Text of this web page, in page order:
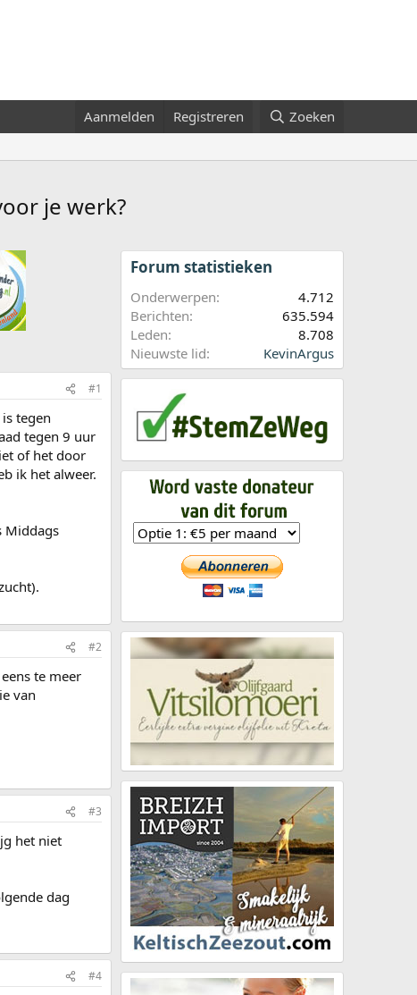
Aanmelden Registreren Zoeken
je werk?
#1
tegen
tegen 9 uur
of het door
ik het alweer.
Middags
#2
te meer
van
#3
het niet
dag
#4
Forum statistieken
Onderwerpen
4.712
Berichten
635.594
Leden
8.708
Nieuwste lid
KevinArgus